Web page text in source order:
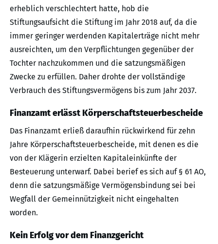
erheblich verschlechtert hatte, hob die
Stiftungsaufsicht die Stiftung im Jahr 2018 auf, da die
immer geringer werdenden Kapitalerträge nicht mehr
ausreichten, um den Verpflichtungen gegenüber der
Tochter nachzukommen und die satzungsmäßigen
Zwecke zu erfüllen. Daher drohte der vollständige
Verbrauch des Stiftungsvermögens bis zum Jahr 2037.
Finanzamt erlässt Körperschaftsteuerbescheide
Das Finanzamt erließ daraufhin rückwirkend für zehn
Jahre Körperschaftsteuerbescheide, mit denen es die
von der Klägerin erzielten Kapitaleinkünfte der
Besteuerung unterwarf. Dabei berief es sich auf § 61 AO,
denn die satzungsmäßige Vermögensbindung sei bei
Wegfall der Gemeinnützigkeit nicht eingehalten
worden.
Kein Erfolg vor dem Finanzgericht